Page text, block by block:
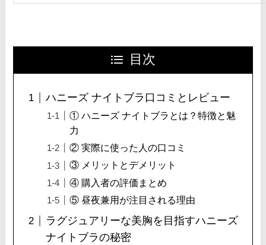
目次
ハニーズ ナイトブラ口コミとレビュー
① ハニーズ ナイトブラとは？特徴と魅
力
② 実際に使った人の口コミ
③ メリットとデメリット
④ 購入者の評価まとめ
⑤ 昼夜兼用が注目される理由
ラグジュアリーな美胸を目指すハニーズ
ナイトブラの秘密